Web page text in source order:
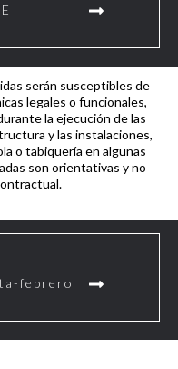
serán susceptibles de
legales o funcionales,
la ejecución de las
y las instalaciones,
o tabiquería en algunas
son orientativas y no
febrero